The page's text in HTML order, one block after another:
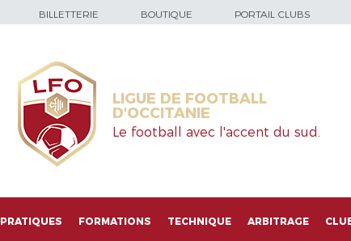
BILLETTERIE BOUTIQUE PORTAIL CLUBS
LIGUE DE FOOTBALL
D'OCCITANIE
Le football avec l'accent du sud.
PRATIQUES FORMATIONS TECHNIQUE ARBITRAGE